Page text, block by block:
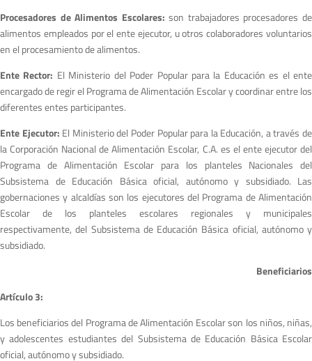
Procesadores de Alimentos Escolares:son trabajadores procesadores de
alimentos empleados por el ente ejecutor, u otros colaboradores voluntarios
en el procesamiento de alimentos.
Ente Rector: El Ministerio del Poder Popular para la Educación es el ente
encargado de regir el Programa de Alimentación Escolar y coordinar entre los
diferentes entes participantes.
Ente Ejecutor: El Ministerio del Poder Popular para la Educación, a través de
la Corporación Nacional de Alimentación Escolar, C.A. es el ente ejecutor del
Programa de Alimentación Escolar para los planteles Nacionales del
Subsistema de Educación Básica oficial, autónomo y subsidiado. Las
gobernaciones y alcaldías son los ejecutores del Programa de Alimentación
Escolar de los planteles escolares regionales y municipales
respectivamente, del Subsistema de Educación Básica oficial, autónomo y
subsidiado.
Beneficiarios
Artículo 3:
Los beneficiarios del Programa de Alimentación Escolar son los niños, niñas,
y adolescentes estudiantes del Subsistema de Educación Básica Escolar
oficial, autónomo y subsidiado.